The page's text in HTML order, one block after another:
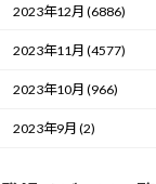
2023年12月 (6886)
2023年11月 (4577)
2023年10月 (966)
2023年9月 (2)